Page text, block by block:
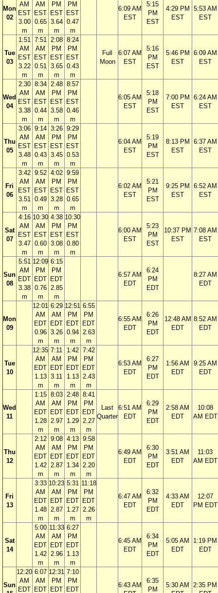
Mon
02
AM
EST
3.00
m
AM
EST
0.65
m
PM
EST
3.64
m
PM
EST
0.47
m
6:09 AM
EST
5:15
PM
EST
4:29 PM
EST
5:53 AM
EST
Tue
03
1:51
AM
EST
3.22
m
7:51
AM
EST
0.51
m
2:08
PM
EST
3.65
m
8:24
PM
EST
0.43
m
Full
Moon
6:07 AM
EST
5:16
PM
EST
5:46 PM
EST
6:09 AM
EST
Wed
04
2:30
AM
EST
3.38
m
8:34
AM
EST
0.44
m
2:48
PM
EST
3.58
m
8:57
PM
EST
0.46
m
6:05 AM
EST
5:18
PM
EST
7:00 PM
EST
6:24 AM
EST
Thu
05
3:06
AM
EST
3.48
m
9:14
AM
EST
0.43
m
3:26
PM
EST
3.45
m
9:29
PM
EST
0.53
m
6:04 AM
EST
5:19
PM
EST
8:13 PM
EST
6:37 AM
EST
Fri
06
3:42
AM
EST
3.51
m
9:52
AM
EST
0.49
m
4:02
PM
EST
3.28
m
9:59
PM
EST
0.65
m
6:02 AM
EST
5:21
PM
EST
9:25 PM
EST
6:52 AM
EST
Sat
07
4:16
AM
EST
3.47
m
10:30
AM
EST
0.60
m
4:38
PM
EST
3.08
m
10:30
PM
EST
0.80
m
6:00 AM
EST
5:23
PM
EST
10:37 PM
EST
7:08 AM
EST
Sun
08
5:51
AM
EDT
3.38
m
12:09
PM
EDT
0.76
m
6:15
PM
EDT
2.85
m
6:57 AM
EDT
6:24
PM
EDT
8:27 AM
EDT
Mon
09
12:01
AM
EDT
0.96
m
6:29
AM
EDT
3.26
m
12:51
PM
EDT
0.94
m
6:55
PM
EDT
2.63
m
6:55 AM
EDT
6:26
PM
EDT
12:48 AM
EDT
8:52 AM
EDT
Tue
10
12:35
AM
EDT
1.13
m
7:11
AM
EDT
3.11
m
1:42
PM
EDT
1.13
m
7:42
PM
EDT
2.43
m
6:53 AM
EDT
6:27
PM
EDT
1:56 AM
EDT
9:25 AM
EDT
Wed
11
1:15
AM
EDT
1.28
m
8:03
AM
EDT
2.97
m
2:48
PM
EDT
1.29
m
8:41
PM
EDT
2.27
m
Last
Quarter
6:51 AM
EDT
6:29
PM
EDT
2:58 AM
EDT
10:08
AM EDT
Thu
12
2:12
AM
EDT
1.42
m
9:08
AM
EDT
2.87
m
4:13
PM
EDT
1.34
m
9:58
PM
EDT
2.20
m
6:49 AM
EDT
6:30
PM
EDT
3:51 AM
EDT
11:03
AM EDT
Fri
13
3:33
AM
EDT
1.48
m
10:23
AM
EDT
2.87
m
5:31
PM
EDT
1.27
m
11:18
PM
EDT
2.26
m
6:47 AM
EDT
6:32
PM
EDT
4:33 AM
EDT
12:07
PM EDT
Sat
14
5:00
AM
EDT
1.42
m
11:33
AM
EDT
2.96
m
6:27
PM
EDT
1.13
m
6:45 AM
EDT
6:34
PM
EDT
5:05 AM
EDT
1:19 PM
EDT
Sun
12:20
AM
EDT
6:07
AM
EDT
12:31
PM
EDT
7:10
PM
EDT
6:43 AM
6:35
PM
5:30 AM
2:35 PM